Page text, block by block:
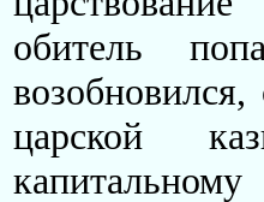
обитель
царской